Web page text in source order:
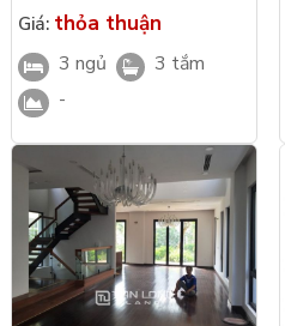
Giá: thỏa thuận
3 ngủ
3 tắm
-